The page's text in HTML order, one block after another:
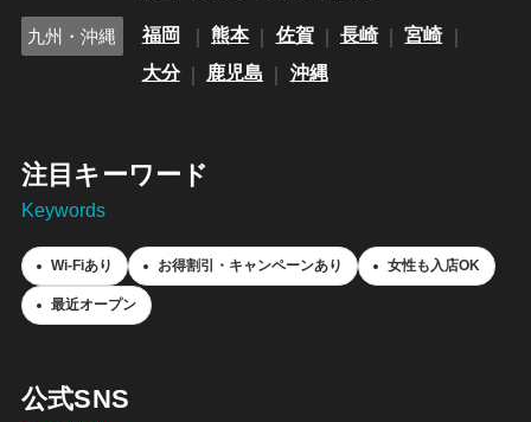
九州・沖縄 福岡 熊本 佐賀 長崎
宮崎
大分
鹿児島 沖縄
注目キーワード
Keywords
Wi-Fiあり お得割引・キャンペーンあり 女性も入店OK
最近オープン
公式SNS